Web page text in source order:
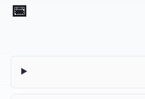
📅 Generador de Agendas de Reunión